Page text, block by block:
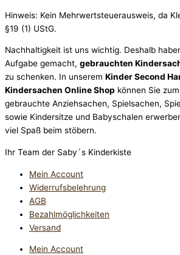
Hinweis: Kein Mehrwertsteuerausweis, da
§19 (1) UStG.
Nachhaltigkeit ist uns wichtig. Deshalb
Aufgabe gemacht, gebrauchten
zu schenken. In unserem Kinder Second
Kindersachen Online Shop können Sie
gebrauchte Anziehsachen, Spiel­sachen,
sowie Kindersitze und Babyschalen
viel Spaß beim stöbern.
Ihr Team der Saby´s Kinderkiste
Mein Account
Widerrufsbelehrung
AGB
Bezahlmöglichkeiten
Versand
Mein Account